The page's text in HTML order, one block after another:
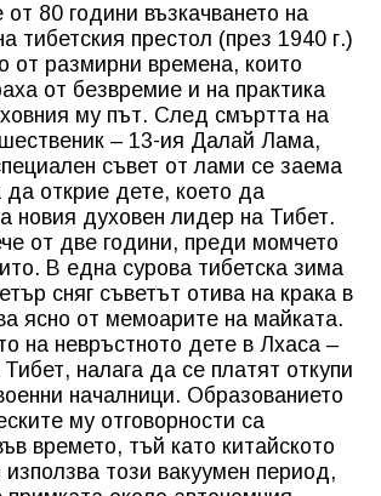
80 години възкачването на
тибетския престол (през 1940 г.)
от размирни времена, които
от безвремие и на практика
му път. След смъртта на
– 13-ия Далай Лама,
съвет от лами се заема
да открие дете, което да
новия духовен лидер на Тибет.
от две години, преди момчето
В една сурова тибетска зима
сняг съветът отива на крака в
ясно от мемоарите на майката.
на невръстното дете в Лхаса –
налага да се платят откупи
началници. Образованието
му отговорности са
времето, тъй като китайското
използва този вакуумен период,